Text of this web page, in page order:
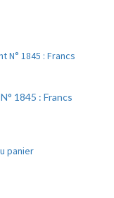
1845 : Francs
panier